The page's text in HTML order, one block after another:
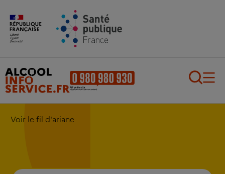
Aller au contenu principal
Voir le fil d'ariane